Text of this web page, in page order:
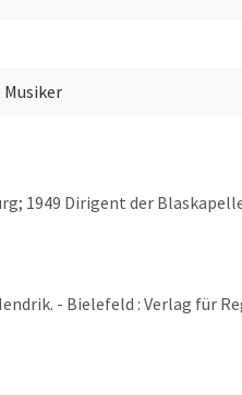
1949 Dirigent der
- Bielefeld : Verlag für